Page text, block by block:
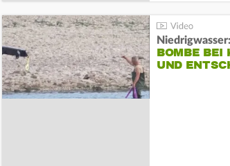
Niedrigwasser:
BOMBE BEI
UND